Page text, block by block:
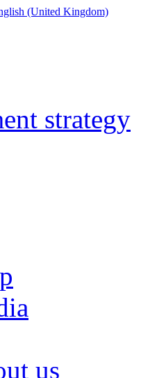
strategy
us